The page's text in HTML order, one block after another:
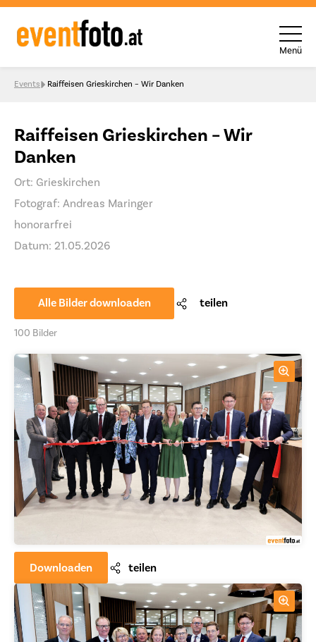
Skip to content
Menü
Events Raiffeisen Grieskirchen – Wir Danken
Raiffeisen Grieskirchen – Wir
Danken
Ort: Grieskirchen
Fotograf: Andreas Maringer
honorarfrei
Datum: 21.05.2026
Alle Bilder downloaden teilen
100 Bilder
Downloaden teilen